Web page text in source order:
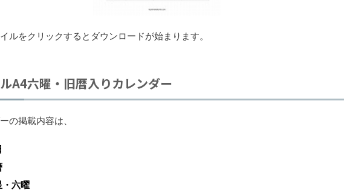
ルをクリックするとダウンロードが始まります。
A4六曜・旧暦入りカレンダー
の掲載内容は、
・六曜